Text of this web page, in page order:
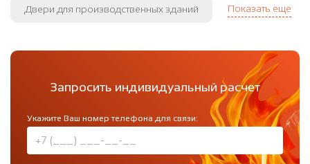
Двери для производственных зданий Показать еще
Запросить индивидуальный расчет
Укажите Ваш номер телефона для связи: